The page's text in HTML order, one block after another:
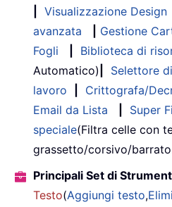
Visualizzazione Design
avanzata
Gestione
Fogli
Biblioteca di
Automatico)
Selettore
lavoro
Crittografa/
Email da Lista
Super
speciale(Filtra celle con
grassetto/corsivo/
Principali Set di
Testo(Aggiungi testo,